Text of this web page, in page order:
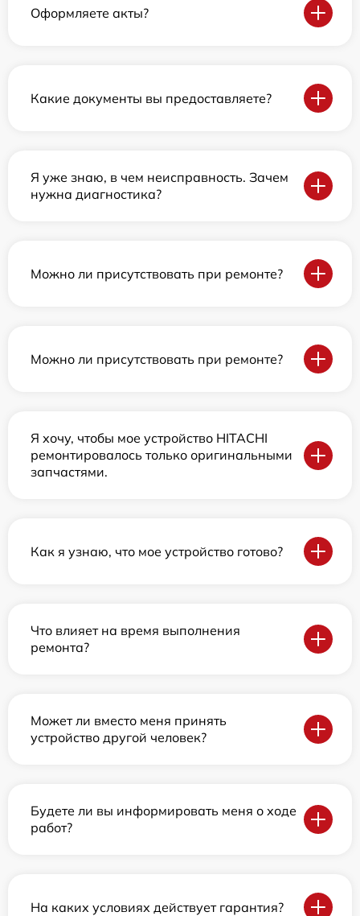
Оформляете акты?
Какие документы вы предоставляете?
Я уже знаю, в чем неисправность. Зачем
нужна диагностика?
Можно ли присутствовать при ремонте?
Можно ли присутствовать при ремонте?
Я хочу, чтобы мое устройство HITACHI
ремонтировалось только оригинальными
запчастями.
Как я узнаю, что мое устройство готово?
Что влияет на время выполнения
ремонта?
Может ли вместо меня принять
устройство другой человек?
Будете ли вы информировать меня о ходе
работ?
На каких условиях действует гарантия?